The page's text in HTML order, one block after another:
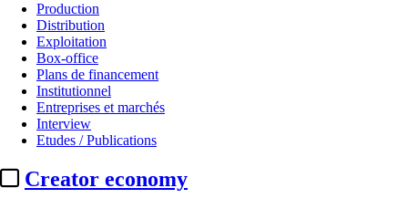
Production
Distribution
Exploitation
Box-office
Plans de financement
Institutionnel
Entreprises et marchés
Interview
Etudes / Publications
Creator economy